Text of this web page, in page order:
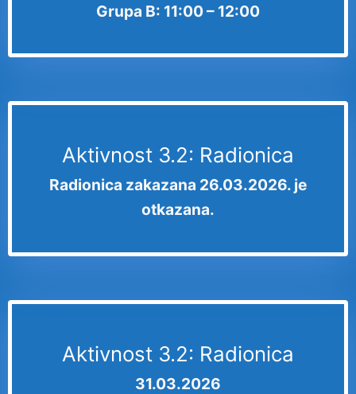
Grupa B: 11:00 – 12:00
Aktivnost 3.2: Radionica
Radionica zakazana 26.03.2026. je
otkazana.
Aktivnost 3.2: Radionica
31.03.2026